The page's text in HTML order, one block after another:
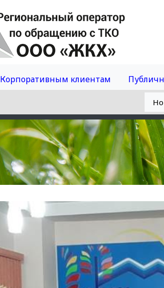
Корпоративным клиентам